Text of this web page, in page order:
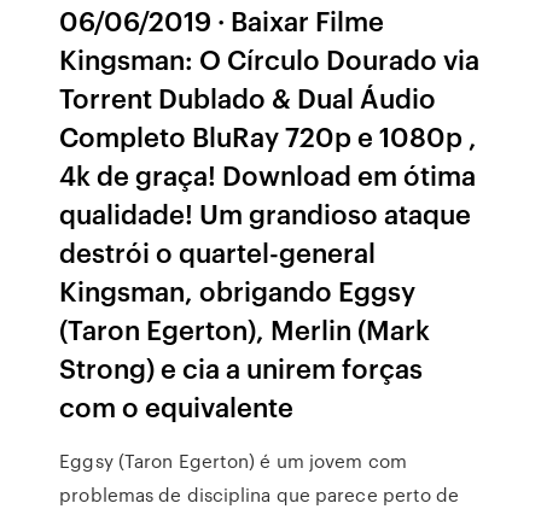
06/06/2019 · Baixar Filme
Kingsman: O Círculo Dourado via
Torrent Dublado & Dual Áudio
Completo BluRay 720p e 1080p ,
4k de graça! Download em ótima
qualidade! Um grandioso ataque
destrói o quartel-general
Kingsman, obrigando Eggsy
(Taron Egerton), Merlin (Mark
Strong) e cia a unirem forças
com o equivalente
Eggsy (Taron Egerton) é um jovem com
problemas de disciplina que parece perto de